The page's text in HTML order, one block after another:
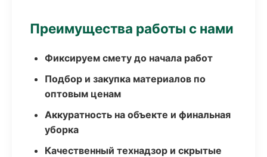
Преимущества работы с нами
Фиксируем смету до начала работ
Подбор и закупка материалов по
оптовым ценам
Аккуратность на объекте и финальная
уборка
Качественный технадзор и скрытые